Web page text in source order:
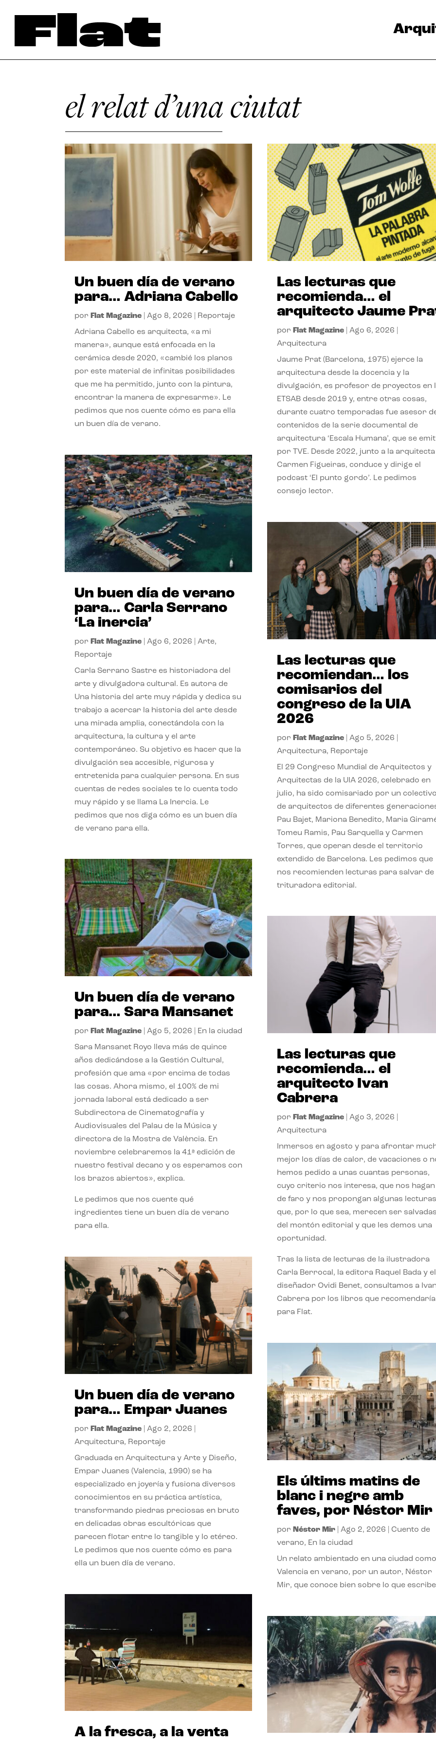
el relat d’una ciutat
Un buen día de verano
para… Adriana Cabello
por Flat Magazine |Ago 8, 2026 Reportaje
Adriana Cabello es arquitecta, «a mi
manera», aunque está enfocada en la
cerámica desde 2020, «cambié los planos
por este material de infinitas posibilidades
que me ha permitido, junto con la pintura,
encontrar la manera de expresarme». Le
pedimos que nos cuente cómo es para ella
un buen día de verano.
Un buen día de verano
para… Carla Serrano
‘La inercia’
por Flat Magazine |Ago 6, 2026 |Arte,
Reportaje
Carla Serrano Sastre es historiadora del
arte y divulgadora cultural. Es autora de
Una historia del arte muy rápida y dedica su
trabajo a acercar la historia del arte desde
una mirada amplia, conectándola con la
arquitectura, la cultura y el arte
contemporáneo. Su objetivo es hacer que la
divulgación sea accesible, rigurosa y
entretenida para cualquier persona. En sus
cuentas de redes sociales te lo cuenta todo
muy rápido y se llama La Inercia. Le
pedimos que nos diga cómo es un buen día
de verano para ella.
Un buen día de verano
para… Sara Mansanet
por Flat Magazine |Ago 5, 2026 En la ciudad
Sara Mansanet Royo lleva más de quince
años dedicándose a la Gestión Cultural,
profesión que ama «por encima de todas
las cosas. Ahora mismo, el 100% de mi
jornada laboral está dedicado a ser
Subdirectora de Cinematografía y
Audiovisuales del Palau de la Música y
directora de la Mostra de València. En
noviembre celebraremos la 41ª edición de
nuestro festival decano y os esperamos con
los brazos abiertos», explica.
Le pedimos que nos cuente qué
ingredientes tiene un buen día de verano
para ella.
Un buen día de verano
para… Empar Juanes
por Flat Magazine |Ago 2, 2026
Arquitectura, Reportaje
Graduada en Arquitectura y Arte y Diseño,
Empar Juanes (Valencia, 1990) se ha
especializado en joyería y fusiona diversos
conocimientos en su práctica artística,
transformando piedras preciosas en bruto
en delicadas obras escultóricas que
parecen flotar entre lo tangible y lo etéreo.
Le pedimos que nos cuente cómo es para
ella un buen día de verano.
A la fresca, a la venta
Las lecturas que
recomienda… el
arquitecto Jaume
por Flat Magazine| Ago 6, 2026
Arquitectura
Jaume Prat (Barcelona, 1975) ejerce la
arquitectura desde la docencia y la
divulgación, es profesor de proyectos en
ETSAB desde 2019 y, entre otras cosas,
durante cuatro temporadas fue asesor
contenidos de la serie documental de
arquitectura ‘Escala Humana’, que se
por TVE. Desde 2022, junto a la arquitecta
Carmen Figueiras, conduce y dirige el
podcast ‘El punto gordo’. Le pedimos
consejo lector.
Las lecturas que
recomiendan… los
comisarios del
congreso de la UIA
2026
por Flat Magazine| Ago 5, 2026
Arquitectura, Reportaje
El 29 Congreso Mundial de Arquitectos y
Arquitectas de la UIA 2026, celebrado en
julio, ha sido comisariado por un
de arquitectos de diferentes
Pau Bajet, Mariona Benedito, Maria
Tomeu Ramis, Pau Sarquella y Carmen
Torres, que operan desde el territorio
extendido de Barcelona. Les pedimos que
nos recomienden lecturas para salvar de
trituradora editorial.
Las lecturas que
recomienda… el
arquitecto Ivan
Cabrera
por Flat Magazine| Ago 3, 2026
Arquitectura
Inmersos en agosto y para afrontar
mejor los días de calor, de vacaciones o
hemos pedido a unas cuantas personas,
cuyo criterio nos interesa, que nos hagan
de faro y nos propongan algunas lecturas
que, por lo que sea, merecen ser
del montón editorial y que les demos una
oportunidad.
Tras la lista de lecturas de la ilustradora
Carla Berrocal, la editora Raquel Bada y el
diseñador Ovidi Benet, consultamos a
Cabrera por los libros que recomendaría
para Flat.
Els últims matins de
blanc i negre amb
faves, por Néstor Mir
por Néstor Mir| Ago 2, 2026
Cuento de
verano, En la ciudad
Un relato ambientado en una ciudad como
Valencia en verano, por un autor, Néstor
Mir, que conoce bien sobre lo que